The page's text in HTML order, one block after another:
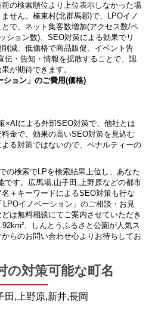
の検索順位より上位表示しなかった場
せん。榛東村(北群馬郡)で、LPOイノ
で、ネット集客数増加(アクセス数/ペ
ション数)、SEO対策による効果でリ
減、低価格で商品販促、イベント告
伝・告知・情報を拡散することで、認
が期待できます。
ョン」のご費用(価格)
×AIによる外部SEO対策で、他社とは
金で、効果の高いSEO対策を見込む
る対策ではないので、ペナルティーの
の検索でLPを検索結果上位し、あなた
です。広馬場,山子田,上野原などの都市
＋キーワードによるSEO対策も行な
イノベーション」のご相談・お見
は無料相談にてご案内させていただき
、しんとうふるさと公園が人気ス
らのお問い合わせ心よりお待ちしてお
の対策可能な町名
田,上野原,新井,長岡